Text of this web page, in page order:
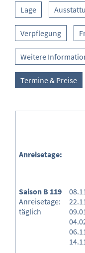
Lage
Verpflegung
Weitere
Termine & Preise
Anreisetage:
Saison B 119
Anreisetage:
täglich